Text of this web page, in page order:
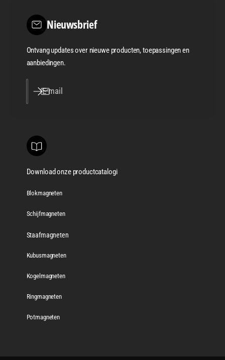
Nieuwsbrief
Ontvang updates over nieuwe producten, toepassingen en
aanbiedingen.
E‑mail
Download onze productcatalogi
Blokmagneten
Schijfmagneten
Staafmagneten
Kubusmagneten
Kogelmagneten
Ringmagneten
Potmagneten